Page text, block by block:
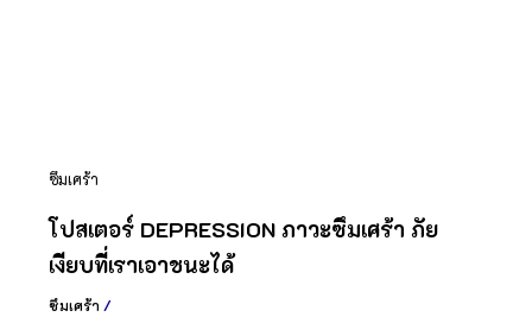
ซึมเศร้า
โปสเตอร์ DEPRESSION ภาวะซึมเศร้า ภัย
เงียบที่เราเอาชนะได้
ซึมเศร้า /